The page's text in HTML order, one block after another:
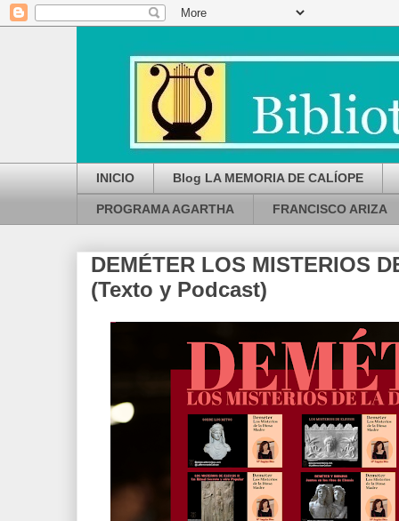
INICIO Blog LA MEMORIA DE CALÍOPE
PROGRAMA AGARTHA FRANCISCO ARIZA
DEMÉTER LOS MISTERIOS
(Texto y Podcast)